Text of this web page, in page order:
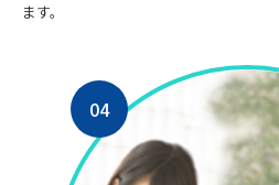
ます。
04